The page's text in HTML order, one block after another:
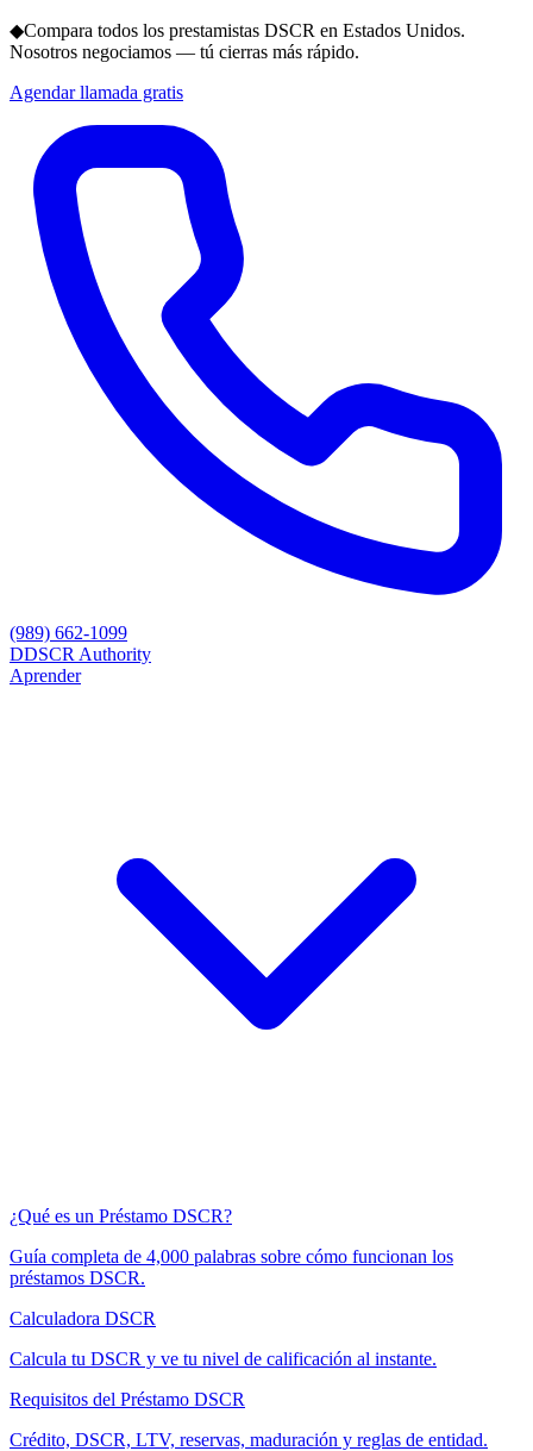
◆Compara todos los prestamistas DSCR en Estados Unidos.
Nosotros negociamos — tú cierras más rápido.
Agendar llamada gratis
(989) 662-1099
DDSCR Authority
Aprender
¿Qué es un Préstamo DSCR?
Guía completa de 4,000 palabras sobre cómo funcionan los
préstamos DSCR.
Calculadora DSCR
Calcula tu DSCR y ve tu nivel de calificación al instante.
Requisitos del Préstamo DSCR
Crédito, DSCR, LTV, reservas, maduración y reglas de entidad.